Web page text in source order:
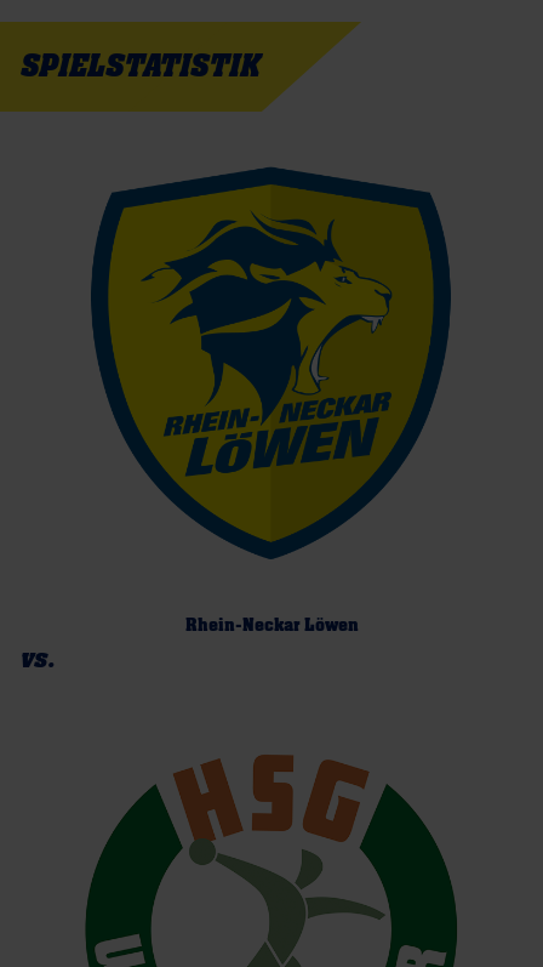
SPIELSTATISTIK
Rhein-Neckar Löwen
vs.